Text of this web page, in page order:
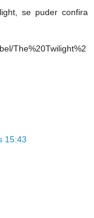
se puder confira
The%20Twilight%2
15:43